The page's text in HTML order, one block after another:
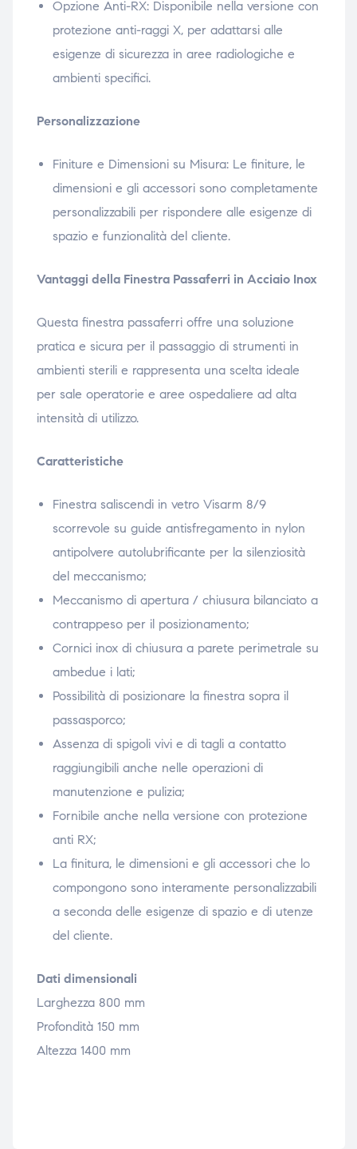
Opzione Anti-RX: Disponibile nella versione con
protezione anti-raggi X, per adattarsi alle
esigenze di sicurezza in aree radiologiche e
ambienti specifici.
Personalizzazione
Finiture e Dimensioni su Misura: Le finiture, le
dimensioni e gli accessori sono completamente
personalizzabili per rispondere alle esigenze di
spazio e funzionalità del cliente.
Vantaggi della Finestra Passaferri in Acciaio Inox
Questa finestra passaferri offre una soluzione
pratica e sicura per il passaggio di strumenti in
ambienti sterili e rappresenta una scelta ideale
per sale operatorie e aree ospedaliere ad alta
intensità di utilizzo.
Caratteristiche
Finestra saliscendi in vetro Visarm 8/9
scorrevole su guide antisfregamento in nylon
antipolvere autolubrificante per la silenziosità
del meccanismo;
Meccanismo di apertura / chiusura bilanciato a
contrappeso per il posizionamento;
Cornici inox di chiusura a parete perimetrale su
ambedue i lati;
Possibilità di posizionare la finestra sopra il
passasporco;
Assenza di spigoli vivi e di tagli a contatto
raggiungibili anche nelle operazioni di
manutenzione e pulizia;
Fornibile anche nella versione con protezione
anti RX;
La finitura, le dimensioni e gli accessori che lo
compongono sono interamente personalizzabili
a seconda delle esigenze di spazio e di utenze
del cliente.
Dati dimensionali
Larghezza 800 mm
Profondità 150 mm
Altezza 1400 mm